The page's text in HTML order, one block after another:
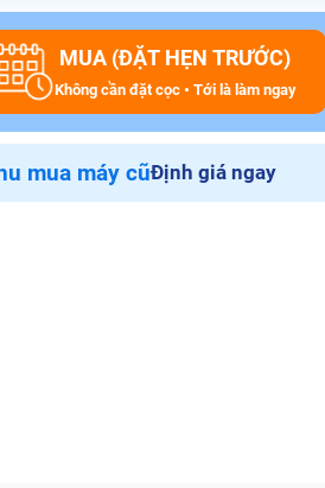
MUA (ĐẶT HẸN TRƯỚC)
Không cần đặt cọc • Tới là làm ngay
mua máy cũĐịnh giá ngay